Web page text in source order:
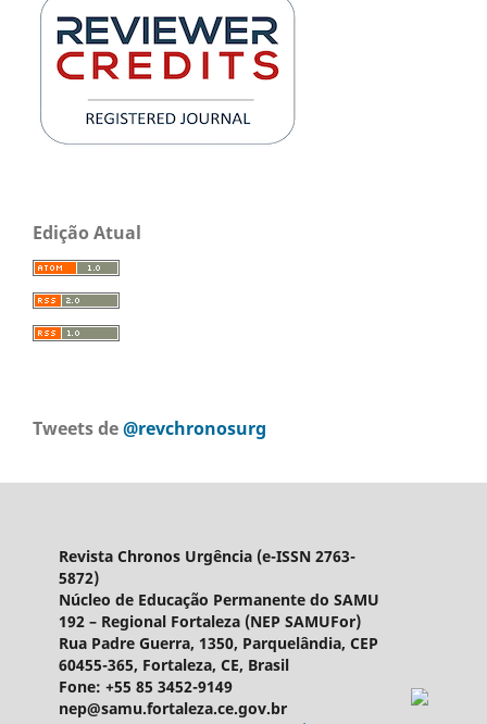
Edição Atual
Tweets de@revchronosurg
Revista Chronos Urgência (e-ISSN 2763-
5872)
Núcleo de Educação Permanente do SAMU
192 – Regional Fortaleza (NEP SAMUFor)
Rua Padre Guerra, 1350, Parquelândia, CEP
60455-365, Fortaleza, CE, Brasil
Fone: +55 85 3452-9149
nep@samu.fortaleza.ce.gov.br